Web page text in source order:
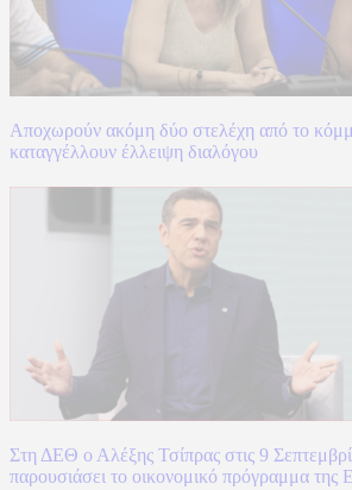
Αποχωρούν ακόμη δύο στελέχη από το
καταγγέλλουν έλλειψη διαλόγου
Στη ΔΕΘ ο Αλέξης Τσίπρας στις 9
παρουσιάσει το οικονομικό πρόγραμμα